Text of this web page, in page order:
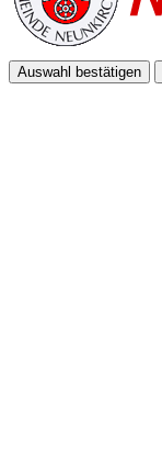
Auswahl bestätigen